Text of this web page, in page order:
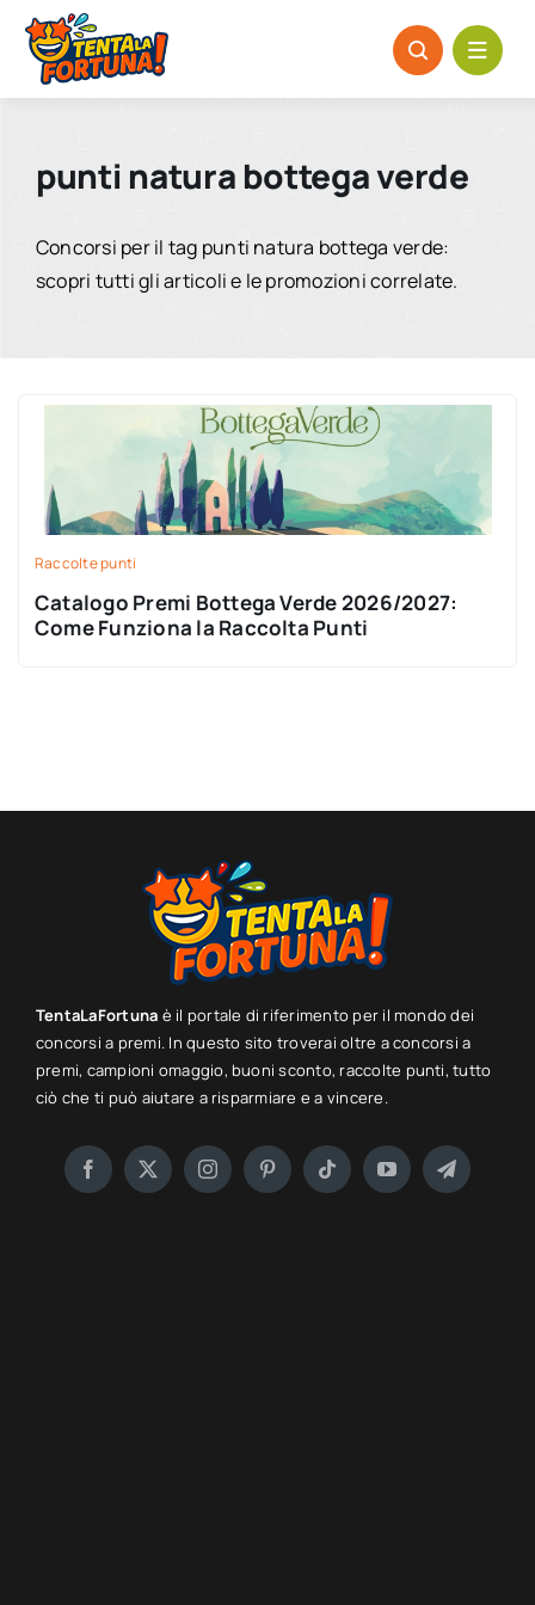
Salta
contenuto
punti natura bottega verde
Concorsi per il tag punti natura bottega verde:
scopri tutti gli articoli e le promozioni correlate.
Raccolte punti
Catalogo Premi Bottega Verde 2026/2027:
Come Funziona la Raccolta Punti
TentaLaFortuna è il portale di riferimento per il mondo dei
concorsi a premi. In questo sito troverai oltre a concorsi a
premi, campioni omaggio, buoni sconto, raccolte punti, tutto
ciò che ti può aiutare a risparmiare e a vincere.